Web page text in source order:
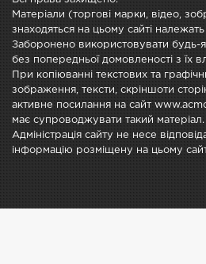
Матеріали (торгові марки, відео,
знаходяться на цьому сайті
Заборонено використовувати будь-
без попередньої домовленості з їх
При копіюванні текстових та
зображення, тексти, скріншоти
активне посилання на сайт
має супроводжувати такий матеріал.
Адміністрація сайту не несе
інформацію розміщену на цьому